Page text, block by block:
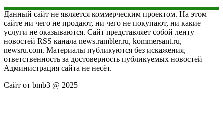
Данный сайт не является коммерческим проектом. На этом
сайте ни чего не продают, ни чего не покупают, ни какие
услуги не оказываются. Сайт представляет собой ленту
новостей RSS канала news.rambler.ru, kommersant.ru,
newsru.com. Материалы публикуются без искажения,
ответственность за достоверность публикуемых новостей
Администрация сайта не несёт.
Сайт от bmb3 @ 2025